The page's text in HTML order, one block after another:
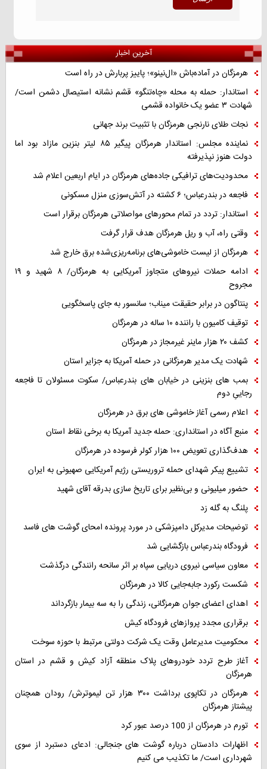
آخرین اخبار
هرمزگان در آماده‌باش «ال‌نینو»؛ پاییز پربارش در راه است
استاندار: حمله به محله «چاه‌تنگو» قشم نشانه استیصال دشمن است/
شهادت ۳ عضو یک خانواده قشمی
نجات طلای نارنجی هرمزگان با تثبیت برند جهانی
نماینده مجلس: استاندار هرمزگان پیگیر ۸۵ لیتر بنزین مازاد بود اما
دولت هنوز نپذیرفته
محدودیت‌های ترافیکی جاده‌های هرمزگان در ایام اربعین اعلام شد
فاجعه در بندرعباس؛ ۶ کشته در آتش‌سوزی منزل مسکونی
استاندار: تردد در تمام محورهای مواصلاتی هرمزگان برقرار است
وقتی راه، آب و ریل هرمزگان هدف قرار گرفت
هرمزگان از لیست خاموشی‌های برنامه‌ریزی‌شده برق خارج شد
ادامه حملات نیروهای متجاوز آمریکایی به هرمزگان/ ۸ شهید و ۱۹
مجروح
پنتاگون در برابر حقیقت میناب؛ سانسور به جای پاسخگویی
توقیف کامیون با راننده ۱۰ ساله در هرمزگان
کشف ۲۰ هزار ماینر غیرمجاز در هرمزگان
شهادت یک مدیر هرمزگانی در حمله آمریکا به جزایر استان
بمب های بنزینی در خیابان های بندرعباس/ سکوت مسئولان تا فاجعه
رجاییِ دوم
اعلام رسمی آغاز خاموشی های برق در هرمزگان
منبع آگاه در استانداری: حمله جدید آمریکا به برخی نقاط استان
هدف‌گذاری تعویض ۱۰۰ هزار کولر فرسوده در هرمزگان
تشییع پیکر شهدای حمله تروریستی رژیم آمریکایی صهیونی به ایران
حضور میلیونی و بی‌نظیر برای تاریخ سازی بدرقه آقای شهید
پلنگ به گله زد
توضیحات مدیرکل دامپزشکی در مورد پرونده امحای گوشت های فاسد
فرودگاه بندرعباس بازگشایی شد
معاون سیاسی نیروی دریایی سپاه بر اثر سانحه رانندگی درگذشت
شکست رکورد جابه‌جایی کالا در هرمزگان
اهدای اعضای جوان هرمزگانی، زندگی را به سه بیمار بازگرداند
برقراری مجدد پروازهای فرودگاه کیش
محکومیت مدیرعامل وقت یک شرکت دولتی مرتبط با حوزه سوخت
آغاز طرح تردد خودروهای پلاک منطقه آزاد کیش و قشم در استان
هرمزگان
هرمزگان در تکاپوی برداشت ۳۰۰ هزار تن لیموترش/ رودان همچنان
پیشتاز هرمزگان
تورم در هرمزگان از 100 درصد عبور کرد
اظهارات دادستان درباره گوشت های جنجالی: ادعای دستبرد از سوی
شهرداری است/ ما تکذیب می کنیم